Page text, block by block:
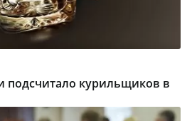
подсчитало курильщиков в